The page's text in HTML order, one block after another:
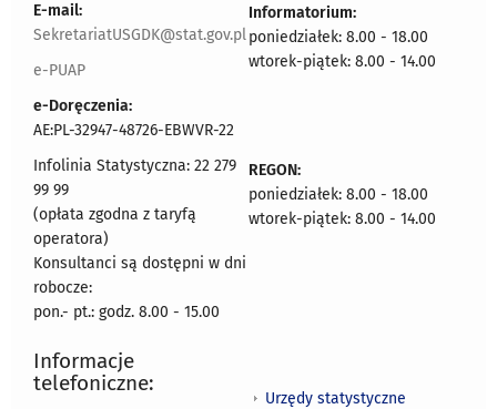
E-mail:
SekretariatUSGDK@stat.gov.pl
e-PUAP
e-Doręczenia:
AE:PL-32947-48726-EBWVR-22
Infolinia Statystyczna: 22 279
99 99
(opłata zgodna z taryfą
operatora)
Konsultanci są dostępni w dni
robocze:
pon.- pt.: godz. 8.00 - 15.00
Informatorium:
poniedziałek: 8.00 - 18.00
wtorek-piątek: 8.00 - 14.00
REGON:
poniedziałek: 8.00 - 18.00
wtorek-piątek: 8.00 - 14.00
Informacje
telefoniczne:
Urzędy statystyczne